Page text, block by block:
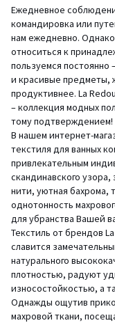
Ежедневное
командировка или
нам ежедневно.
относиться к
пользуемся постоянно
и красивые предметы,
продуктивнее. La
– коллекция модных
тому подтверждением!
В нашем интернет-
текстиля для ванных
привлекательным
скандинавского
нити, уютная бахрома,
однотонность
для убранства Вашей
Текстиль от брендов
славится
натурального
плотностью, радуют
износостойкостью, а
Однажды ощутив
махровой ткани,